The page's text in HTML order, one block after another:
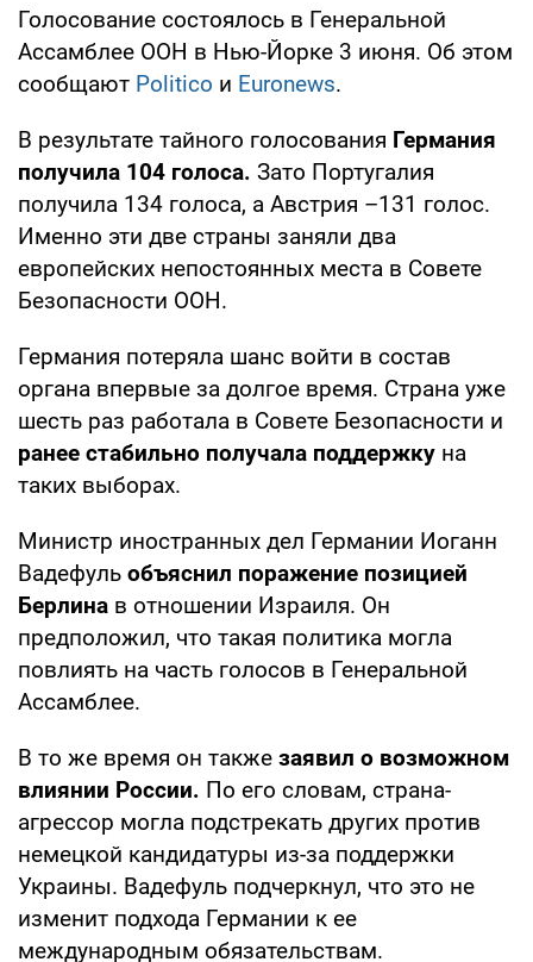
Голосование состоялось в Генеральной
Ассамблее ООН в Нью-Йорке 3 июня. Об этом
сообщают Politico и Euronews.
В результате тайного голосования Германия
получила 104 голоса. Зато Португалия
получила 134 голоса, а Австрия –131 голос.
Именно эти две страны заняли два
европейских непостоянных места в Совете
Безопасности ООН.
Германия потеряла шанс войти в состав
органа впервые за долгое время. Страна уже
шесть раз работала в Совете Безопасности и
ранее стабильно получала поддержку на
таких выборах.
Министр иностранных дел Германии Иоганн
Вадефуль объяснил поражение позицией
Берлина в отношении Израиля. Он
предположил, что такая политика могла
повлиять на часть голосов в Генеральной
Ассамблее.
В то же время он также заявил о возможном
влиянии России. По его словам, страна-
агрессор могла подстрекать других против
немецкой кандидатуры из-за поддержки
Украины. Вадефуль подчеркнул, что это не
изменит подхода Германии к ее
международным обязательствам.